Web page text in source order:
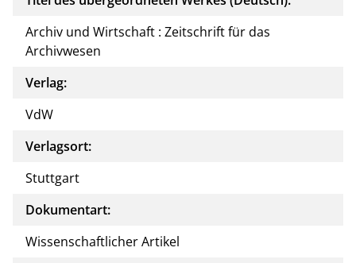
Archiv und Wirtschaft : Zeitschrift für das
Archivwesen
Verlag:
VdW
Verlagsort:
Stuttgart
Dokumentart:
Wissenschaftlicher Artikel